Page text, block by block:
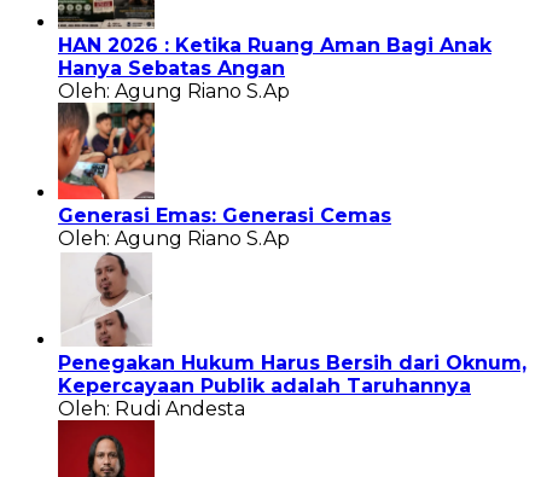
HAN 2026 : Ketika Ruang Aman Bagi Anak
Hanya Sebatas Angan
Oleh: Agung Riano S.Ap
Generasi Emas: Generasi Cemas
Oleh: Agung Riano S.Ap
Penegakan Hukum Harus Bersih dari Oknum,
Kepercayaan Publik adalah Taruhannya
Oleh: Rudi Andesta